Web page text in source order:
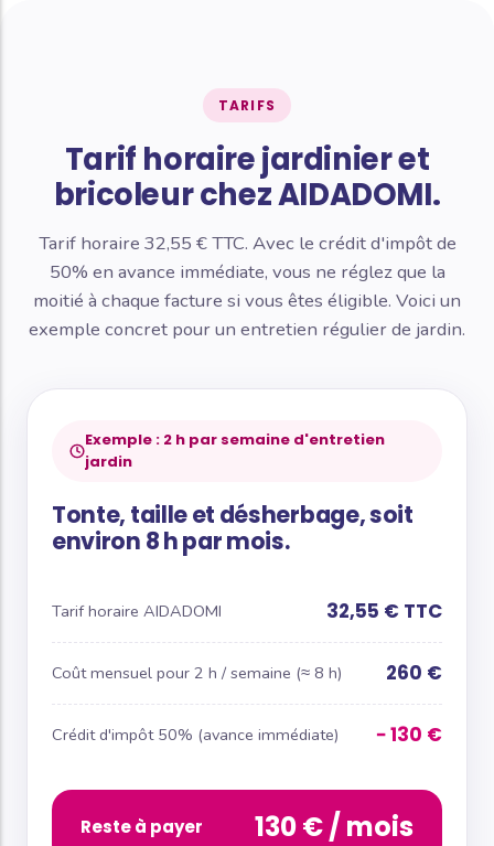
TARIFS
Tarif horaire jardinier et
bricoleur chez AIDADOMI.
Tarif horaire 32,55 € TTC. Avec le crédit d'impôt de
50% en avance immédiate, vous ne réglez que la
moitié à chaque facture si vous êtes éligible. Voici un
exemple concret pour un entretien régulier de jardin.
Exemple : 2 h par semaine d'entretien
jardin
Tonte, taille et désherbage, soit
environ 8 h par mois.
Tarif horaire AIDADOMI 32,55 € TTC
Coût mensuel pour 2 h / semaine (≈ 8 h) 260 €
Crédit d'impôt 50% (avance immédiate) − 130 €
Reste à payer 130 € / mois